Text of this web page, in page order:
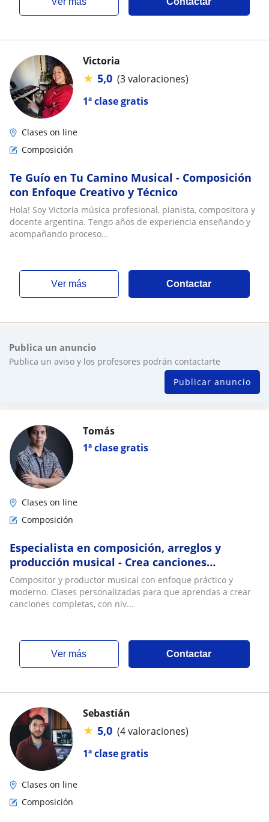
1ª clase gratis
Victoria
★ 5,0 (3 valoraciones)
Clases on line
Composición
Te Guío en Tu Camino Musical - Composición
con Enfoque Creativo y Técnico
Hola! Soy Victoria música profesional, pianista, compositora y
docente argentina. Tengo años de experiencia enseñando y
acompañando proceso...
ver más Contactar
Publica un anuncio
Publica un aviso y los profesores podrán contactarte
Publicar anuncio
1ª clase gratis
Tomás
Clases on line
Composición
Especialista en composición, arreglos y
producción musical - Crea canciones
profesionales desde cero
Compositor y productor musical con enfoque práctico y
moderno. Clases personalizadas para que aprendas a crear
canciones completas, con niv...
ver más Contactar
1ª clase gratis
Sebastián
★ 5,0 (4 valoraciones)
Clases on line
Composición